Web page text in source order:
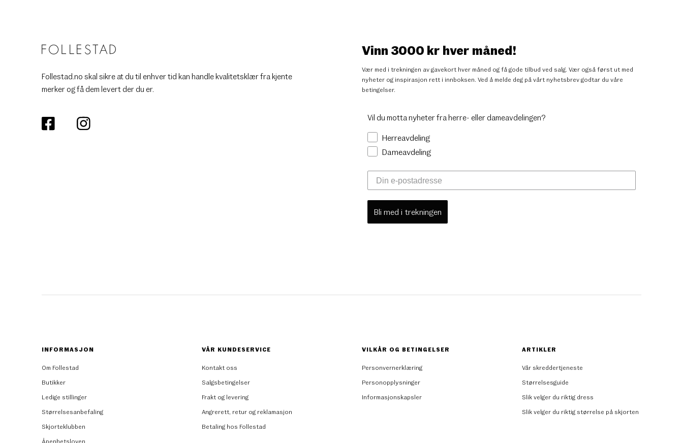
Follestad.no skal sikre at du til enhver tid kan handle kvalitetsklær fra kjente
merker og få dem levert der du er.
Vinn 3000 kr hver måned!
Vær med i trekningen av gavekort hver måned og få gode tilbud ved salg. Vær også først ut med
nyheter og inspirasjon rett i innboksen. Ved å melde deg på vårt nyhetsbrev godtar du våre
betingelser.
Vil du motta nyheter fra herre- eller dameavdelingen?
Herreavdeling
Dameavdeling
Bli med i trekningen
INFORMASJON
Om Follestad
Butikker
Ledige stillinger
Størrelsesanbefaling
Skjorteklubben
Åpenhetsloven
VÅR KUNDESERVICE
Kontakt oss
Salgsbetingelser
Frakt og levering
Angrerett, retur og reklamasjon
Betaling hos Follestad
VILKÅR OG BETINGELSER
Personvernerklæring
Personopplysninger
Informasjonskapsler
ARTIKLER
Vår skreddertjeneste
Størrelsesguide
Slik velger du riktig dress
Slik velger du riktig størrelse på skjorten